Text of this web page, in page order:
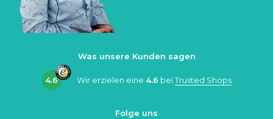
Was unsere Kunden sagen
4.6 Wir erzielen eine 4.6 beiTrusted Shops
Folge uns